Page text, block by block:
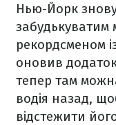
Нью-Йорк
забудькуватим
рекордсменом
оновив
тепер там
водія назад,
відстежити